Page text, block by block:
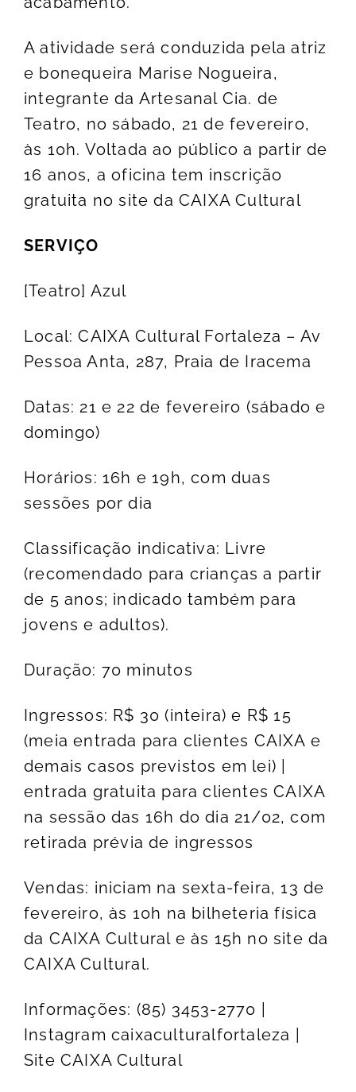
A atividade será conduzida pela atriz
e bonequeira Marise Nogueira,
integrante da Artesanal Cia. de
Teatro, no sábado, 21 de fevereiro,
às 10h. Voltada ao público a partir de
16 anos, a oficina tem inscrição
gratuita no site da CAIXA Cultural
SERVIÇO
[Teatro] Azul
Local: CAIXA Cultural Fortaleza – Av
Pessoa Anta, 287, Praia de Iracema
Datas: 21 e 22 de fevereiro (sábado e
domingo)
Horários: 16h e 19h, com duas
sessões por dia
Classificação indicativa: Livre
(recomendado para crianças a partir
de 5 anos; indicado também para
jovens e adultos).
Duração: 70 minutos
Ingressos: R$ 30 (inteira) e R$ 15
(meia entrada para clientes CAIXA e
demais casos previstos em lei) |
entrada gratuita para clientes CAIXA
na sessão das 16h do dia 21/02, com
retirada prévia de ingressos
Vendas: iniciam na sexta-feira, 13 de
fevereiro, às 10h na bilheteria física
da CAIXA Cultural e às 15h no site da
CAIXA Cultural.
Informações: (85) 3453-2770 |
Instagram caixaculturalfortaleza |
Site CAIXA Cultural